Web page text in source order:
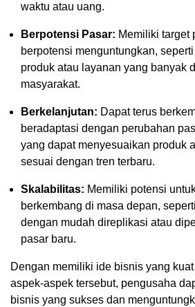
waktu atau uang.
Berpotensi Pasar: Memiliki target
berpotensi menguntungkan,
produk atau layanan yang banyak
masyarakat.
Berkelanjutan: Dapat terus
beradaptasi dengan perubahan
yang dapat menyesuaikan produk
sesuai dengan tren terbaru.
Skalabilitas: Memiliki potensi
berkembang di masa depan,
dengan mudah direplikasi atau
pasar baru.
Dengan memiliki ide bisnis yang
aspek-aspek tersebut, pengusaha
bisnis yang sukses dan